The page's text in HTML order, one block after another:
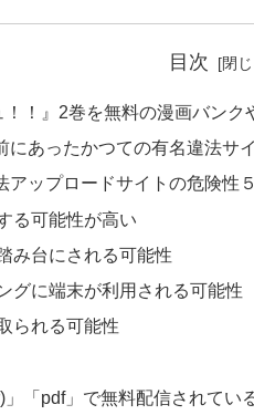
目次
！』2巻を無料の漫画バン
にあったかつての有名違法サ
アップロードサイトの危険性
る可能性が高い
み台にされる可能性
グに端末が利用される可能性
られる可能性
」「pdf」で無料配信されて